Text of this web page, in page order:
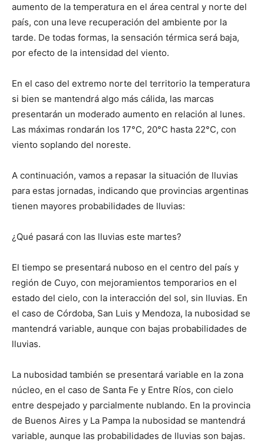
lo
que
ve…
aumento de la temperatura en el área central y norte del
país, con una leve recuperación del ambiente por la
tarde. De todas formas, la sensación térmica será baja,
por efecto de la intensidad del viento.
En el caso del extremo norte del territorio la temperatura
si bien se mantendrá algo más cálida, las marcas
presentarán un moderado aumento en relación al lunes.
Las máximas rondarán los 17°C, 20°C hasta 22°C, con
viento soplando del noreste.
A continuación, vamos a repasar la situación de lluvias
para estas jornadas, indicando que provincias argentinas
tienen mayores probabilidades de lluvias:
¿Qué pasará con las lluvias este martes?
El tiempo se presentará nuboso en el centro del país y
región de Cuyo, con mejoramientos temporarios en el
estado del cielo, con la interacción del sol, sin lluvias. En
el caso de Córdoba, San Luis y Mendoza, la nubosidad se
mantendrá variable, aunque con bajas probabilidades de
lluvias.
La nubosidad también se presentará variable en la zona
núcleo, en el caso de Santa Fe y Entre Ríos, con cielo
entre despejado y parcialmente nublando. En la provincia
de Buenos Aires y La Pampa la nubosidad se mantendrá
variable, aunque las probabilidades de lluvias son bajas.